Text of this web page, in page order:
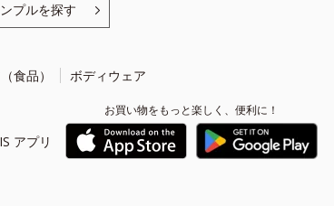
プルを探す
食品） ボディウェア
アプリ
お買い物をもっと楽しく、便利に！